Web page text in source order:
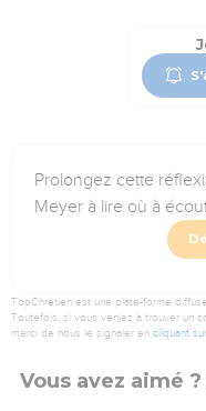
Prolongez cette
Meyer à lire où à
TopChrétien est une plate-forme
Toutefois, si vous veniez à trouver un
merci de nous le signaler en cliquant
Vous avez aimé